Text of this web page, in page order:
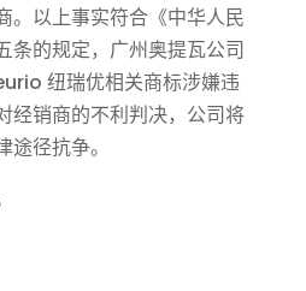
。以上事实符合《中华人民
条的规定，广州奥提瓦公司
纽瑞优相关商标涉嫌违
经销商的不利判决，公司将
径抗争。